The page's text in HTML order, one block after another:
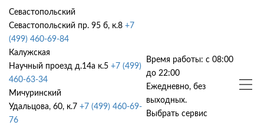
Севастопольский
Севастопольский пр. 95 б, к.8 +7
(499) 460-69-84
Калужская
Научный проезд д.14а к.5 +7 (499)
460-63-34
Мичуринский
Удальцова, 60, к.7 +7 (499) 460-69-
76
Время работы: с 08:00
до 22:00
Ежедневно, без
выходных.
Выбрать сервис